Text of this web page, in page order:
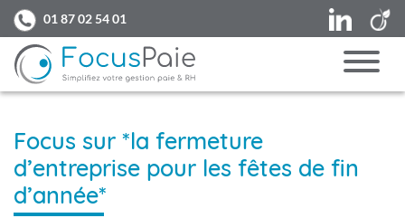
01 87 02 54 01 LinkedIn
Focus sur *la fermeture
d’entreprise pour les fêtes de fin
d’année*